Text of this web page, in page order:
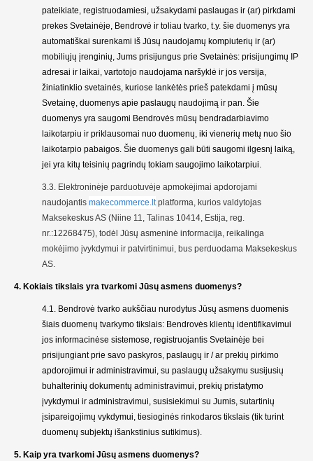
pateikiate, registruodamiesi, užsakydami paslaugas ir (ar) pirkdami
prekes Svetainėje, Bendrovė ir toliau tvarko, t.y. šie duomenys yra
automatiškai surenkami iš Jūsų naudojamų kompiuterių ir (ar)
mobiliųjų įrenginių, Jums prisijungus prie Svetainės: prisijungimų IP
adresai ir laikai, vartotojo naudojama naršyklė ir jos versija,
žiniatinklio svetainės, kuriose lankėtės prieš patekdami į mūsų
Svetainę, duomenys apie paslaugų naudojimą ir pan. Šie
duomenys yra saugomi Bendrovės mūsų bendradarbiavimo
laikotarpiu ir priklausomai nuo duomenų, iki vienerių metų nuo šio
laikotarpio pabaigos. Šie duomenys gali būti saugomi ilgesnį laiką,
jei yra kitų teisinių pagrindų tokiam saugojimo laikotarpiui.
3.3. Elektroninėje parduotuvėje apmokėjimai apdorojami
naudojantis makecommerce.ltpl atforma, kurios valdytojas
Maksekeskus AS (Niine 11, Talinas 10414, Estija, reg.
nr.:12268475), todėl Jūsų asmeninė informacija, reikalinga
mokėjimo įvykdymui ir patvirtinimui, bus perduodama Maksekeskus
AS.
4. Kokiais tikslais yra tvarkomi Jūsų asmens duomenys?
4.1. Bendrovė tvarko aukščiau nurodytus Jūsų asmens duomenis
šiais duomenų tvarkymo tikslais: Bendrovės klientų identifikavimui
jos informacinėse sistemose, registruojantis Svetainėje bei
prisijungiant prie savo paskyros, paslaugų ir / ar prekių pirkimo
apdorojimui ir administravimui, su paslaugų užsakymu susijusių
buhalterinių dokumentų administravimui, prekių pristatymo
įvykdymui ir administravimui, susisiekimui su Jumis, sutartinių
įsipareigojimų vykdymui, tiesioginės rinkodaros tikslais (tik turint
duomenų subjektų išankstinius sutikimus).
5. Kaip yra tvarkomi Jūsų asmens duomenys?